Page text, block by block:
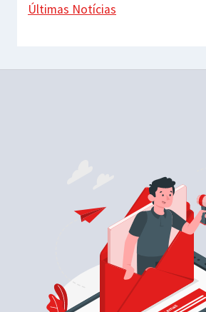
Últimas Notícias